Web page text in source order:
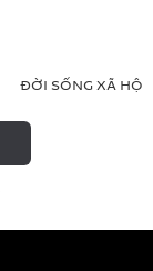
ĐỜI SỐNG XÃ HỘI